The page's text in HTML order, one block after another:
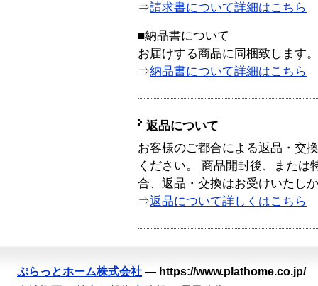
⇒請求書について詳細はこちら
■納品書について
お届けする商品に同梱致します。
⇒納品書について詳細はこちら
返品について
お客様のご都合による返品・交
ください。 商品開封後、または
合、返品・交換はお受けいたし
⇒返品について詳しくはこちら
ぷらっとホーム株式会社 — https://www.plathome.co.jp/